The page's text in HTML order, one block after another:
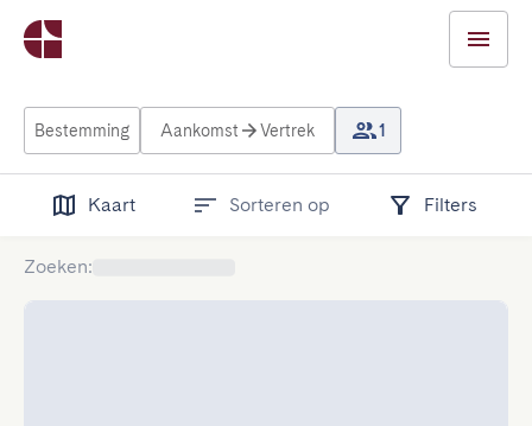
Bestemming Aankomst Vertrek 1
Kaart Sorteren op Filters
Zoeken: